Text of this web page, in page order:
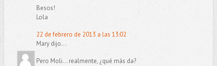
Besos!
Lola
22 de febrero de 2013 a las 13:02
Mary dijo...
Pero Moli... realmente, ¿qué más da?